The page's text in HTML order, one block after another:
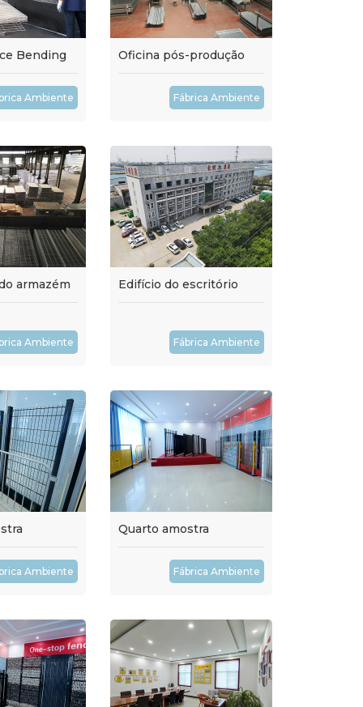
Bending
Ambiente
Oficina pós-produção
Fábrica Ambiente
armazém
Ambiente
Edifício do escritório
Fábrica Ambiente
Ambiente
Quarto amostra
Fábrica Ambiente